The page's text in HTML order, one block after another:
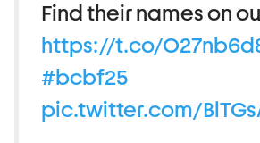
Find their names on
https://t.co/
#bcbf25
pic.twitter.com/